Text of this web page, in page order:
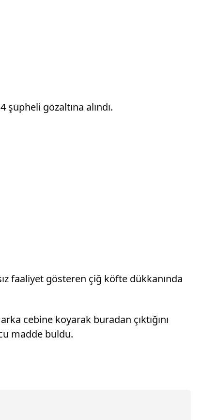
gözaltına alındı.
faaliyet gösteren çiğ köfte dükkanında
cebine koyarak buradan çıktığını
madde buldu.